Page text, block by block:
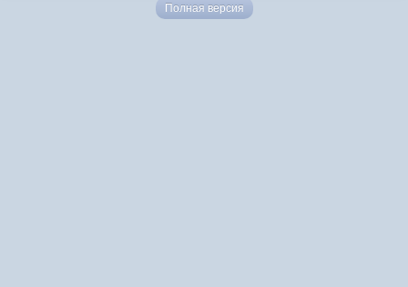
Полная версия